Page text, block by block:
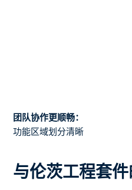
团队协作更顺畅：
功能区域划分清晰
与伦茨工程套